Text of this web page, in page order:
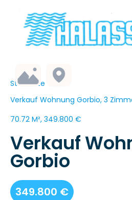
Startseite
Verkauf Wohnung Gorbio, 3
70.72 M², 349.800 €
Verkauf
Gorbio
349.800 €